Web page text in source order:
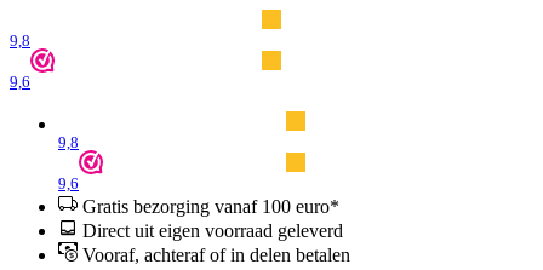
9,8
9,6
9,8
9,6
Gratis bezorging vanaf 100 euro*
Direct uit eigen voorraad geleverd
Vooraf, achteraf of in delen betalen